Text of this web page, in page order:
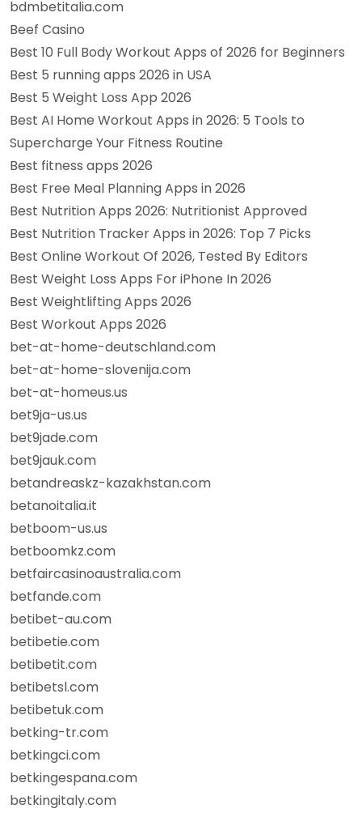
bdmbetitalia.com
Beef Casino
Best 10 Full Body Workout Apps of 2026 for Beginners
Best 5 running apps 2026 in USA
Best 5 Weight Loss App 2026
Best AI Home Workout Apps in 2026: 5 Tools to
Supercharge Your Fitness Routine
Best fitness apps 2026
Best Free Meal Planning Apps in 2026
Best Nutrition Apps 2026: Nutritionist Approved
Best Nutrition Tracker Apps in 2026: Top 7 Picks
Best Online Workout Of 2026, Tested By Editors
Best Weight Loss Apps For iPhone In 2026
Best Weightlifting Apps 2026
Best Workout Apps 2026
bet-at-home-deutschland.com
bet-at-home-slovenija.com
bet-at-homeus.us
bet9ja-us.us
bet9jade.com
bet9jauk.com
betandreaskz-kazakhstan.com
betanoitalia.it
betboom-us.us
betboomkz.com
betfaircasinoaustralia.com
betfande.com
betibet-au.com
betibetie.com
betibetit.com
betibetsl.com
betibetuk.com
betking-tr.com
betkingci.com
betkingespana.com
betkingitaly.com